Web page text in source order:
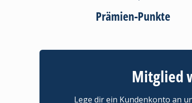
Prämien-Punkte
Mitglied
Lege dir ein Kundenkonto an